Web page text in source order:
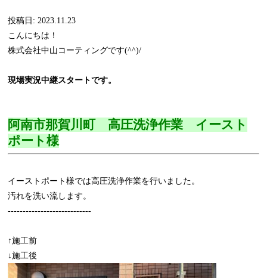
投稿日: 2023.11.23
こんにちは！
株式会社中山コーティングです(^^)/
現場実況中継スタートです。
阿南市那賀川町 高圧洗浄作業 イースト
ポート様
イーストポート様では高圧洗浄作業を行いました。
汚れを洗い流します。
----------------------------
↑施工前
↓施工後